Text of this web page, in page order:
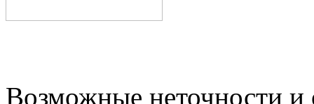
Возможные неточности и